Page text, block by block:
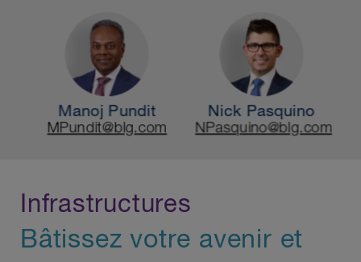
Infrastructures
Bâtissez votre avenir et